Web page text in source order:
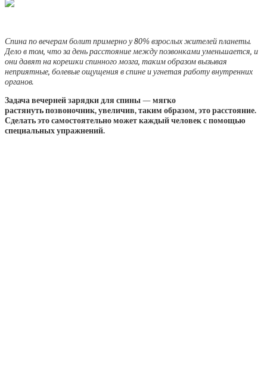
Спина по вечерам болит примерно у 80% взрослых жителей планеты.
Дело в том, что за день расстояние между позвонками уменьшается, и
они давят на корешки спинного мозга, таким образом вызывая
неприятные, болевые ощущения в спине и угнетая работу внутренних
органов.
Задача вечерней зарядки для спины — мягко
растянуть позвоночник, увеличив, таким образом, это расстояние.
Сделать это самостоятельно может каждый человек с помощью
специальных упражнений.